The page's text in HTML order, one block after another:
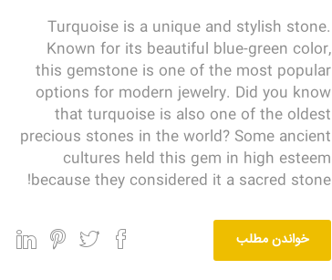
Turquoise is a unique and stylish stone.
Known for its beautiful blue-green color,
this gemstone is one of the most popular
options for modern jewelry. Did you know
that turquoise is also one of the oldest
precious stones in the world? Some ancient
cultures held this gem in high esteem
because they considered it a sacred stone!
خواندن مطلب